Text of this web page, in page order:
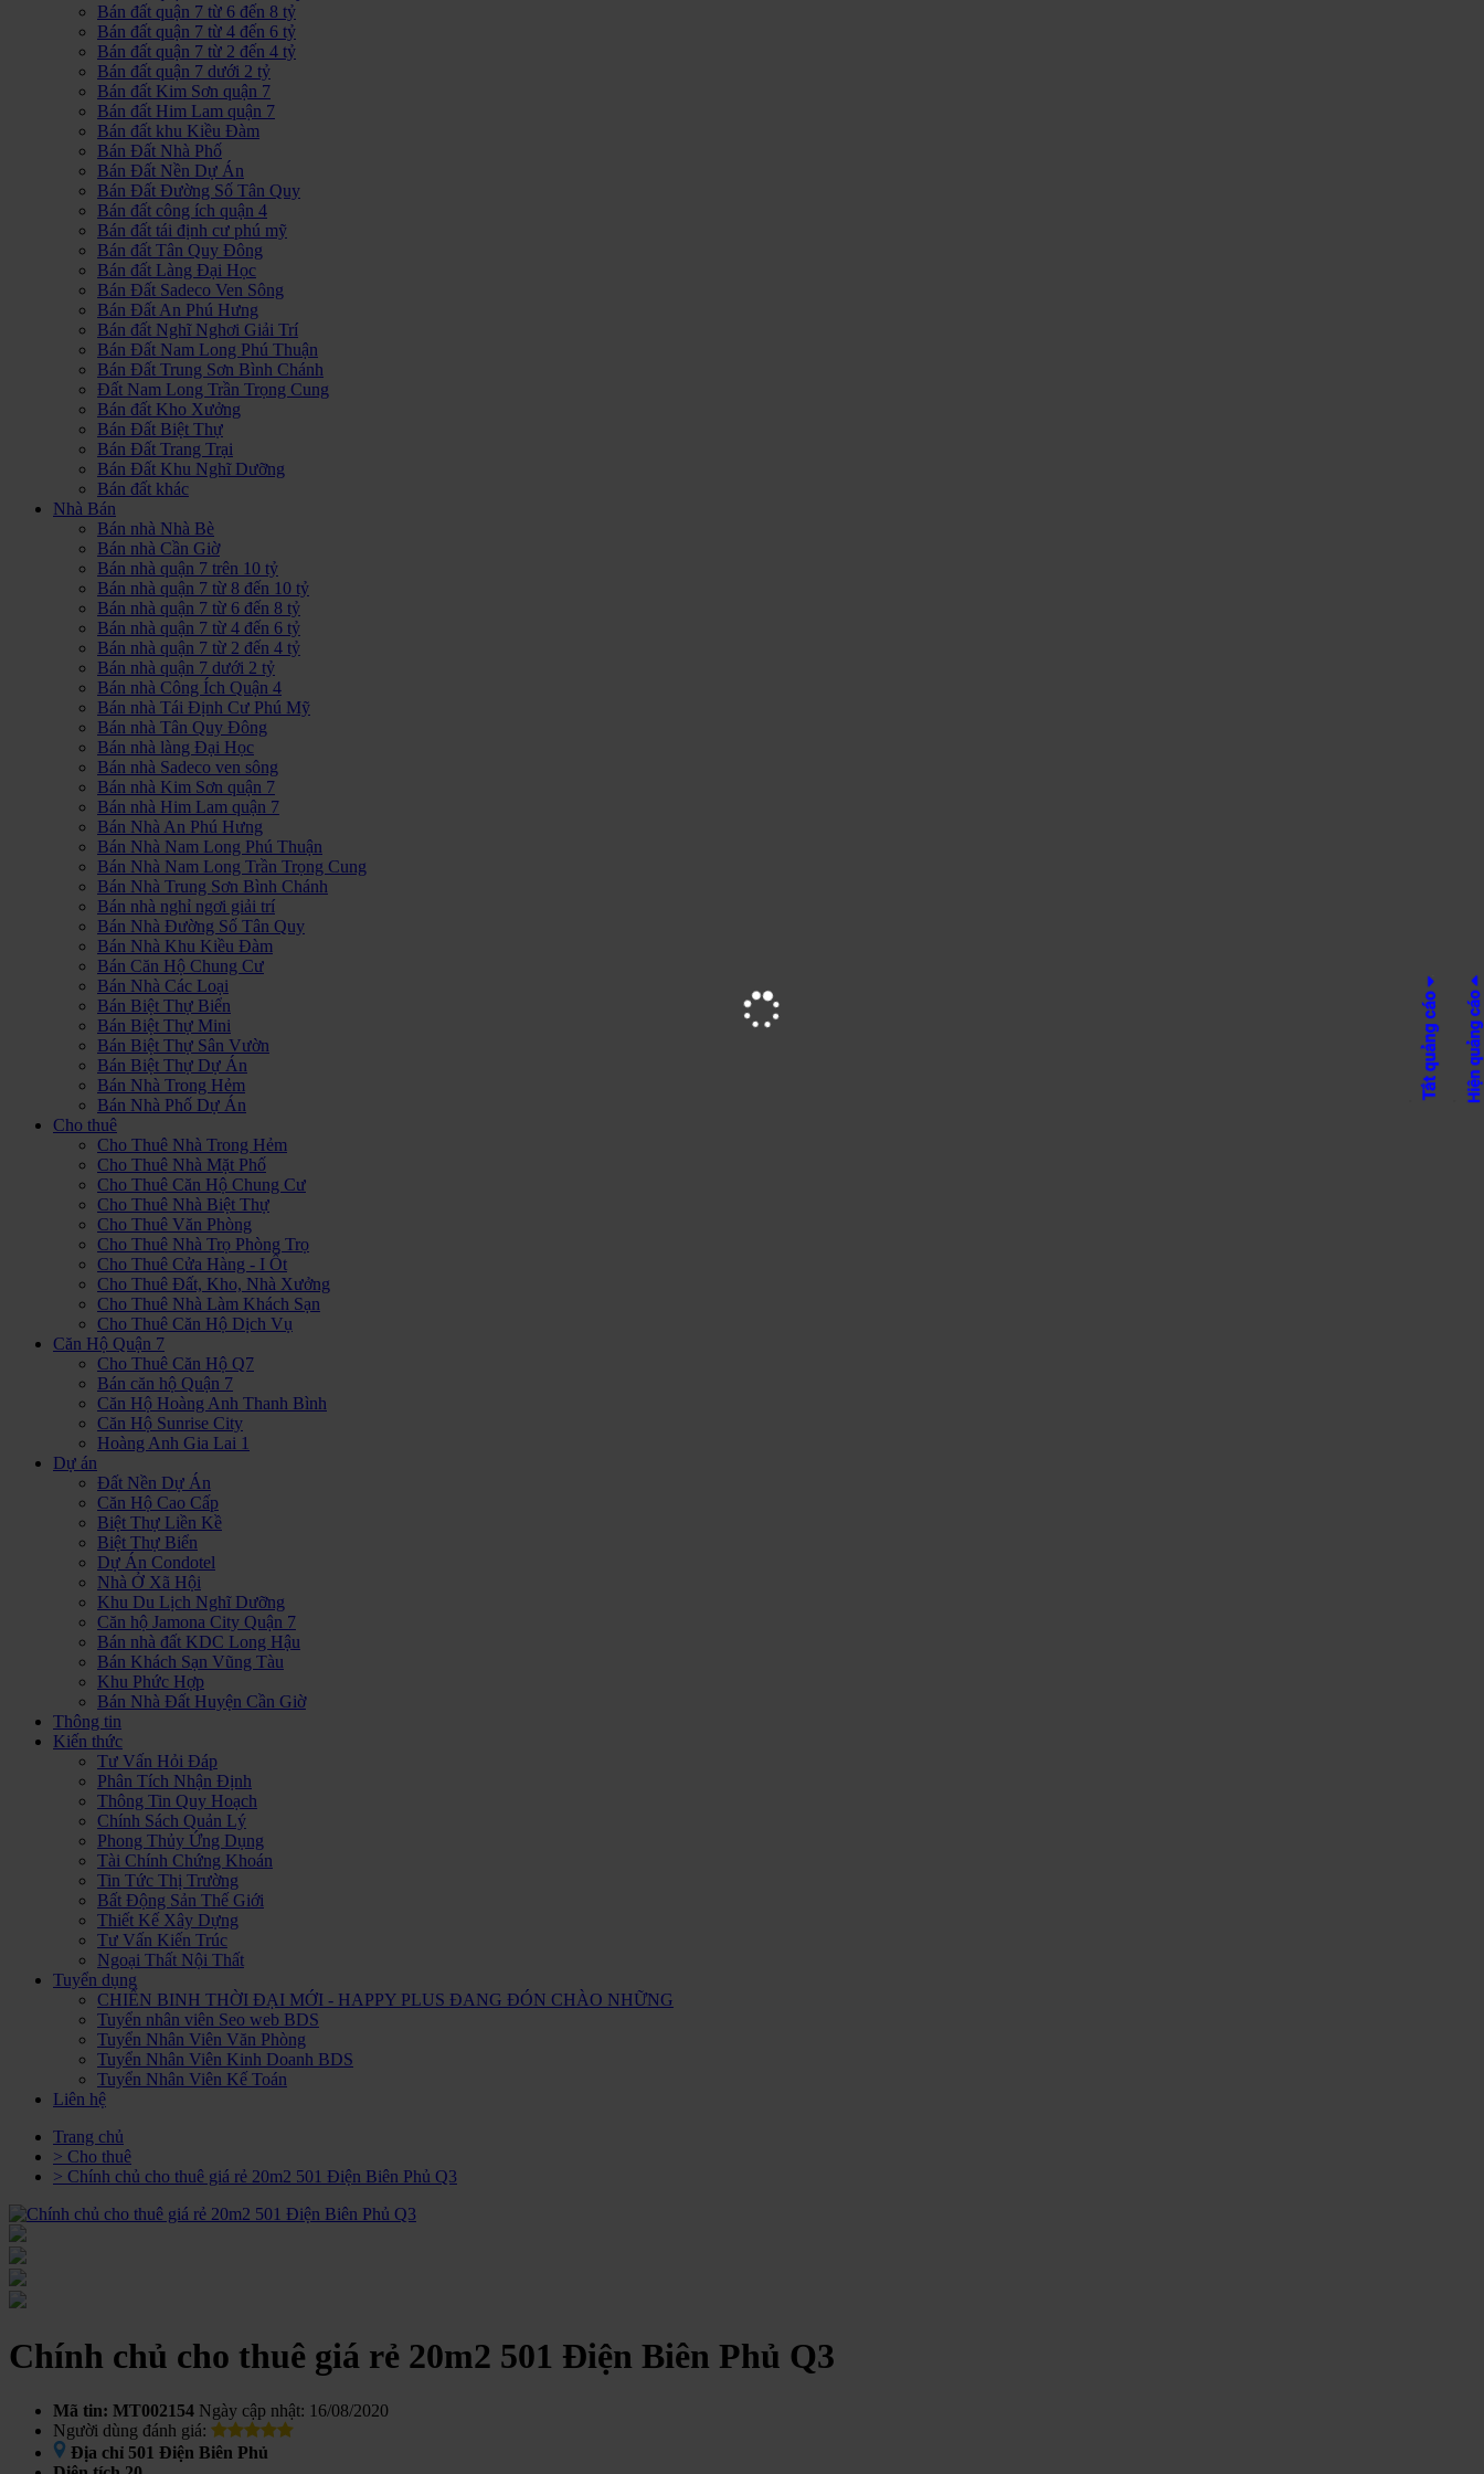
Bán đất quận 7 từ 6 đến 8 tỷ
Bán đất quận 7 từ 4 đến 6 tỷ
Bán đất quận 7 từ 2 đến 4 tỷ
Bán đất quận 7 dưới 2 tỷ
Bán đất Kim Sơn quận 7
Bán đất Him Lam quận 7
Bán đất khu Kiều Đàm
Bán Đất Nhà Phố
Bán Đất Nền Dự Án
Bán Đất Đường Số Tân Quy
Bán đất công ích quận 4
Bán đất tái định cư phú mỹ
Bán đất Tân Quy Đông
Bán đất Làng Đại Học
Bán Đất Sadeco Ven Sông
Bán Đất An Phú Hưng
Bán đất Nghĩ Nghơi Giải Trí
Bán Đất Nam Long Phú Thuận
Bán Đất Trung Sơn Bình Chánh
Đất Nam Long Trần Trọng Cung
Bán đất Kho Xưởng
Bán Đất Biệt Thự
Bán Đất Trang Trại
Bán Đất Khu Nghĩ Dưỡng
Bán đất khác
Nhà Bán
Bán nhà Nhà Bè
Bán nhà Cần Giờ
Bán nhà quận 7 trên 10 tỷ
Bán nhà quận 7 từ 8 đến 10 tỷ
Bán nhà quận 7 từ 6 đến 8 tỷ
Bán nhà quận 7 từ 4 đến 6 tỷ
Bán nhà quận 7 từ 2 đến 4 tỷ
Bán nhà quận 7 dưới 2 tỷ
Bán nhà Công Ích Quận 4
Bán nhà Tái Định Cư Phú Mỹ
Bán nhà Tân Quy Đông
Bán nhà làng Đại Học
Bán nhà Sadeco ven sông
Bán nhà Kim Sơn quận 7
Bán nhà Him Lam quận 7
Bán Nhà An Phú Hưng
Bán Nhà Nam Long Phú Thuận
Bán Nhà Nam Long Trần Trọng Cung
Bán Nhà Trung Sơn Bình Chánh
Bán nhà nghỉ ngơi giải trí
Bán Nhà Đường Số Tân Quy
Bán Nhà Khu Kiều Đàm
Bán Căn Hộ Chung Cư
Bán Nhà Các Loại
Bán Biệt Thự Biển
Bán Biệt Thự Mini
Bán Biệt Thự Sân Vườn
Bán Biệt Thự Dự Án
Bán Nhà Trong Hẻm
Bán Nhà Phố Dự Án
Cho thuê
Cho Thuê Nhà Trong Hẻm
Cho Thuê Nhà Mặt Phố
Cho Thuê Căn Hộ Chung Cư
Cho Thuê Nhà Biệt Thự
Cho Thuê Văn Phòng
Cho Thuê Nhà Trọ Phòng Trọ
Cho Thuê Cửa Hàng - I Ốt
Cho Thuê Đất, Kho, Nhà Xưởng
Cho Thuê Nhà Làm Khách Sạn
Cho Thuê Căn Hộ Dịch Vụ
Căn Hộ Quận 7
Cho Thuê Căn Hộ Q7
Bán căn hộ Quận 7
Căn Hộ Hoàng Anh Thanh Bình
Căn Hộ Sunrise City
Hoàng Anh Gia Lai 1
Dự án
Đất Nền Dự Án
Căn Hộ Cao Cấp
Biệt Thự Liền Kề
Biệt Thự Biển
Dự Án Condotel
Nhà Ở Xã Hội
Khu Du Lịch Nghĩ Dưỡng
Căn hộ Jamona City Quận 7
Bán nhà đất KDC Long Hậu
Bán Khách Sạn Vũng Tàu
Khu Phức Hợp
Bán Nhà Đất Huyện Cần Giờ
Thông tin
Kiến thức
Tư Vấn Hỏi Đáp
Phân Tích Nhận Định
Thông Tin Quy Hoạch
Chính Sách Quản Lý
Phong Thủy Ứng Dụng
Tài Chính Chứng Khoán
Tin Tức Thị Trường
Bất Động Sản Thế Giới
Thiết Kế Xây Dựng
Tư Vấn Kiến Trúc
Ngoại Thất Nội Thất
Tuyển dụng
CHIẾN BINH THỜI ĐẠI MỚI - HAPPY PLUS ĐANG ĐÓN CHÀO NHỮNG
Tuyển nhân viên Seo web BDS
Tuyển Nhân Viên Văn Phòng
Tuyển Nhân Viên Kinh Doanh BDS
Tuyển Nhân Viên Kế Toán
Liên hệ
Trang chủ
> Cho thuê
> Chính chủ cho thuê giá rẻ 20m2 501 Điện Biên Phủ Q3
Chính chủ cho thuê giá rẻ 20m2 501 Điện Biên Phủ Q3
Mã tin: MT002154 Ngày cập nhật: 16/08/2020
Người dùng đánh giá:
Địa chỉ 501 Điện Biên Phủ